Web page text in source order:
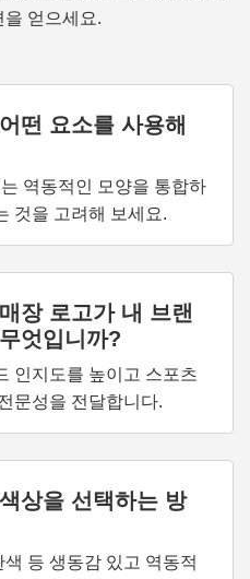
을 얻으세요.
떤 요소를 사용해
역동적인 모양을 통합하
것을 고려해 보세요.
장 로고가 내 브랜
엇입니까?
인지도를 높이고 스포츠
문성을 전달합니다.
상을 선택하는 방
등 생동감 있고 역동적